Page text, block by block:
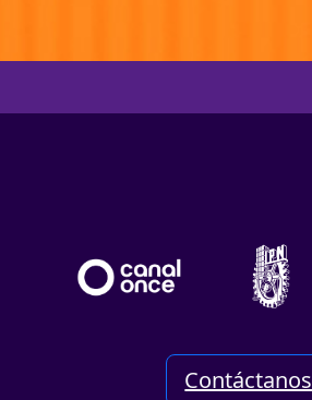
Contáctanos